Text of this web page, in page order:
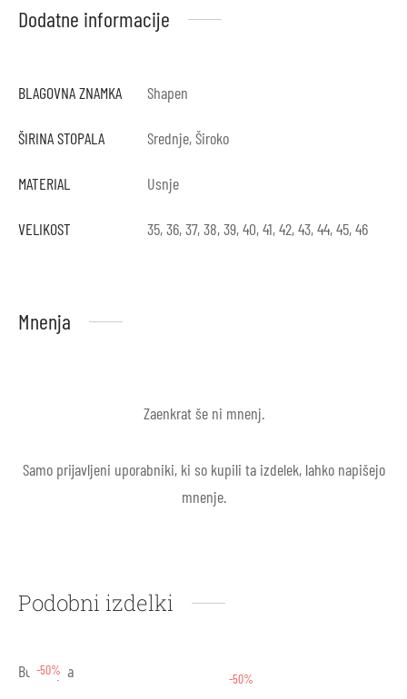
Dodatne informacije
BLAGOVNA ZNAMKA Shapen
ŠIRINA STOPALA Srednje, Široko
MATERIAL Usnje
VELIKOST 35, 36, 37, 38, 39, 40, 41, 42, 43, 44, 45, 46
Mnenja
Zaenkrat še ni mnenj.
Samo prijavljeni uporabniki, ki so kupili ta izdelek, lahko napišejo
mnenje.
Podobni izdelki
-50%
Bohempia
-50%